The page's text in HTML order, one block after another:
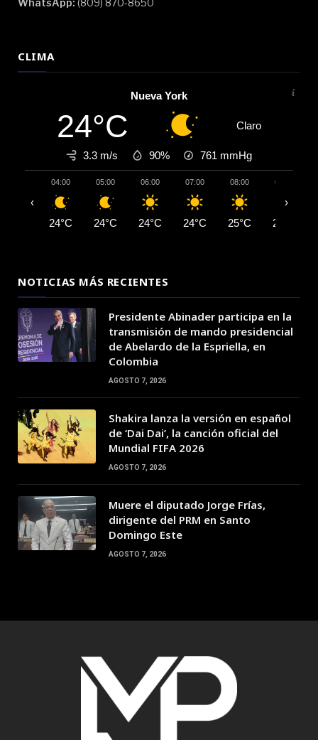
WhatsApp: (809) 870-8650
CLIMA
Nueva York
24°C Claro
3.3 m/s 90% 761 mmHg
04:00
24°C
05:00
24°C
06:00
24°C
07:00
24°C
08:00
25°C
09:00
27°C
‹ ›
NOTICIAS MÁS RECIENTES
Presidente Abinader participa en la
transmisión de mando presidencial
de Abelardo de la Espriella, en
Colombia
AGOSTO 7, 2026
Shakira lanza la versión en español
de ‘Dai Dai’, la canción oficial del
Mundial FIFA 2026
AGOSTO 7, 2026
Muere el diputado Jorge Frías,
dirigente del PRM en Santo
Domingo Este
AGOSTO 7, 2026